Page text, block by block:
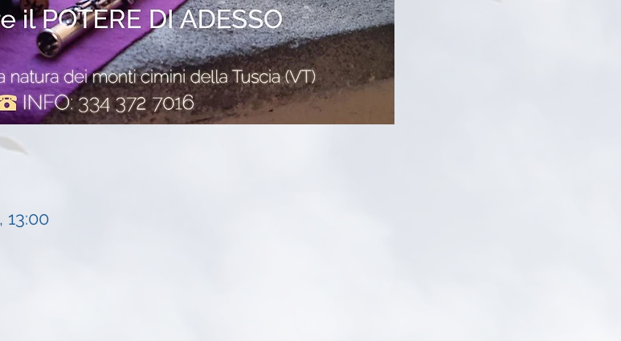
13:00